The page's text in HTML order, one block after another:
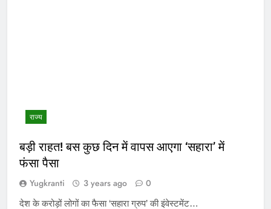
राज्य
बड़ी राहत! बस कुछ दिन में वापस आएगा ‘सहारा’ में
फंसा पैसा
Yugkranti 3 years ago 0
देश के करोड़ों लोगों का फैसा ‘सहारा ग्रुप’ की इंवेस्टमेंट…